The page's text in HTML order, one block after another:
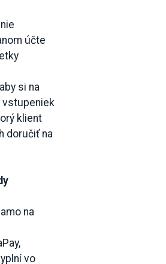
účte
si na
vstupeniek
klient
doručiť na
na
vo